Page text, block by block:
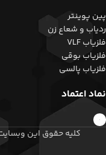
پین پوینتر
ردیاب و شعاع زن
فلزیاب VLF
فلزیاب بوقی
فلزیاب پالسی
نماد اعتماد
کلیه حقوق این